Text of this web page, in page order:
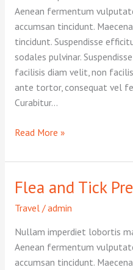
Aenean fermentum
accumsan tincidunt.
tincidunt. Suspendisse
sodales pulvinar.
facilisis diam velit, non
ante tortor, consequat vel
Curabitur…
Summer
Sitting
Cheshire
&
Read More »
Flea and Tick
Travel/admin
Nullam imperdiet lobortis
Aenean fermentum
accumsan tincidunt.